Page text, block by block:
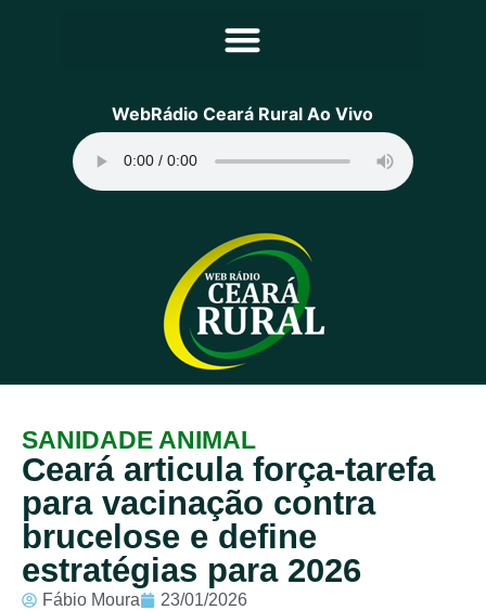
Principal
Programação
Equipe
Contato
Sobre
WebRádio Ceará Rural Ao Vivo
SANIDADE ANIMAL
Ceará articula força-tarefa
para vacinação contra
brucelose e define
estratégias para 2026
Fábio Moura 23/01/2026